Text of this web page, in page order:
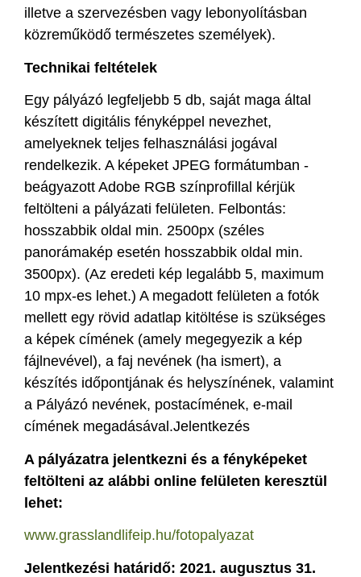
illetve a szervezésben vagy lebonyolításban
közreműködő természetes személyek).
Technikai feltételek
Egy pályázó legfeljebb 5 db, saját maga által
készített digitális fényképpel nevezhet,
amelyeknek teljes felhasználási jogával
rendelkezik. A képeket JPEG formátumban -
beágyazott Adobe RGB színprofillal kérjük
feltölteni a pályázati felületen. Felbontás:
hosszabbik oldal min. 2500px (széles
panorámakép esetén hosszabbik oldal min.
3500px). (Az eredeti kép legalább 5, maximum
10 mpx-es lehet.) A megadott felületen a fotók
mellett egy rövid adatlap kitöltése is szükséges
a képek címének (amely megegyezik a kép
fájlnevével), a faj nevének (ha ismert), a
készítés időpontjának és helyszínének, valamint
a Pályázó nevének, postacímének, e-mail
címének megadásával.Jelentkezés
A pályázatra jelentkezni és a fényképeket
feltölteni az alábbi online felületen keresztül
lehet:
www.grasslandlifeip.hu/fotopalyazat
Jelentkezési határidő: 2021. augusztus 31.